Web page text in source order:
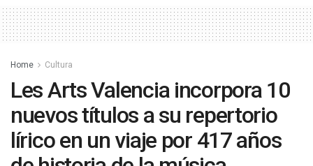
Home Cultura
Les Arts Valencia incorpora 10
nuevos títulos a su repertorio
lírico en un viaje por 417 años